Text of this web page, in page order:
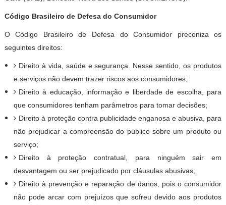
Código Brasileiro de Defesa do Consumidor
O Código Brasileiro de Defesa do Consumidor preconiza os
seguintes direitos:
Direito à vida, saúde e segurança. Nesse sentido, os produtos
e serviços não devem trazer riscos aos consumidores;
Direito à educação, informação e liberdade de escolha, para
que consumidores tenham parâmetros para tomar decisões;
Direito à proteção contra publicidade enganosa e abusiva, para
não prejudicar a compreensão do público sobre um produto ou
serviço;
Direito à proteção contratual, para ninguém sair em
desvantagem ou ser prejudicado por cláusulas abusivas;
Direito à prevenção e reparação de danos, pois o consumidor
não pode arcar com prejuízos que sofreu devido aos produtos